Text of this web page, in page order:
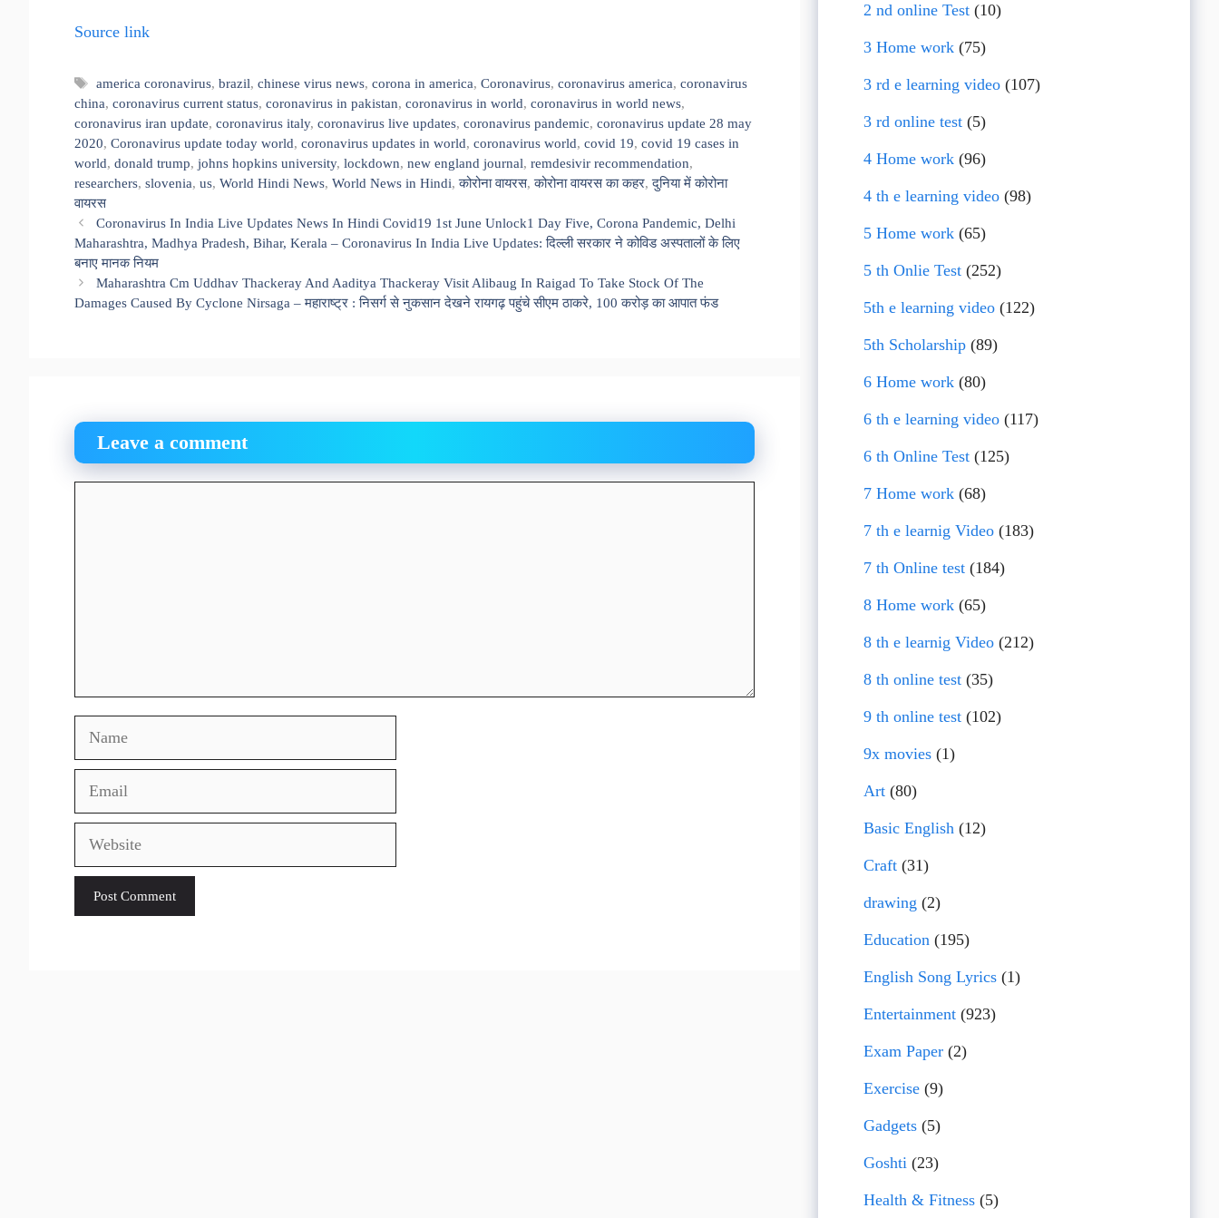
Source link
Tags
america coronavirus,brazil,chinese virus news,corona in america,Coronavirus,coronavirus america,coronavirus
china, coronavirus current status, coronavirus in pakistan, coronavirus in world, coronavirus in world news,
coronavirus iran update, coronavirus italy, coronavirus live updates, coronavirus pandemic, coronavirus update 28 may
2020, Coronavirus update today world, coronavirus updates in world, coronavirus world, covid 19, covid 19 cases in
world, donald trump, johns hopkins university, lockdown, new england journal, remdesivir recommendation,
researchers, slovenia, us, World Hindi News, World News in Hindi,कोरोना वायरस,कोरोना वायरस का कहर,दुनिया में कोरोना
वायरस
Coronavirus In India Live Updates News In Hindi Covid19 1st June Unlock1 Day Five, Corona Pandemic, Delhi
Maharashtra, Madhya Pradesh, Bihar, Kerala – Coronavirus In India Live Updates: दिल्ली सरकार ने कोविड अस्पतालों के लिए
बनाए मानक नियम
Maharashtra Cm Uddhav Thackeray And Aaditya Thackeray Visit Alibaug In Raigad To Take Stock Of The
Damages Caused By Cyclone Nirsaga – महाराष्ट्र : निसर्ग से नुकसान देखने रायगढ़ पहुंचे सीएम ठाकरे, 100 करोड़ का आपात फंड
Leave a comment
Name
Email
Website
2 nd online Test (10)
3 Home work (75)
3 rd e learning video (107)
3 rd online test (5)
4 Home work (96)
4 th e learning video (98)
5 Home work (65)
5 th Onlie Test (252)
5th e learning video (122)
5th Scholarship (89)
6 Home work (80)
6 th e learning video (117)
6 th Online Test (125)
7 Home work (68)
7 th e learnig Video (183)
7 th Online test (184)
8 Home work (65)
8 th e learnig Video (212)
8 th online test (35)
9 th online test (102)
9x movies (1)
Art (80)
Basic English (12)
Craft (31)
drawing (2)
Education (195)
English Song Lyrics (1)
Entertainment (923)
Exam Paper (2)
Exercise (9)
Gadgets (5)
Goshti (23)
Health & Fitness (5)